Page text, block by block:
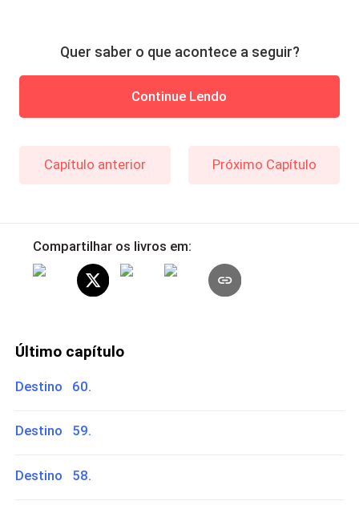
Quer saber o que acontece a seguir?
Continue Lendo
Capítulo anterior Próximo Capítulo
Compartilhar os livros em:
Último capítulo
Destino 60.
Destino 59.
Destino 58.